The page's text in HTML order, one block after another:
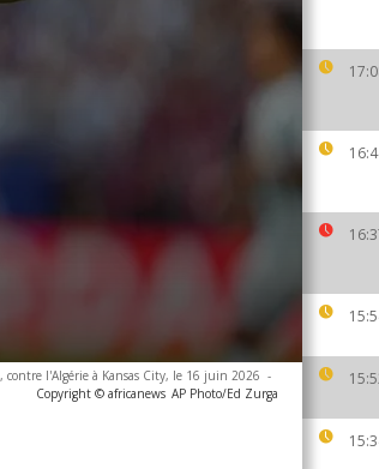
l'Algérie à Kansas City, le 16 juin 2026 -
Copyright © africanews AP Photo/Ed Zurga